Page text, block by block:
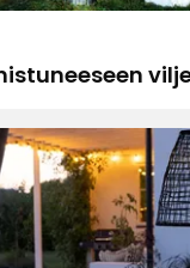
ei pysy kiinni,